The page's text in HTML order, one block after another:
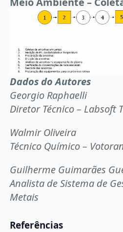
Dados do Autores
Georgio Raphaelli
Diretor Técnico – Labsoft
Walmir Oliveira
Técnico Químico –
Guilherme Guimarães
Analista de Sistema de
Metais
Referências